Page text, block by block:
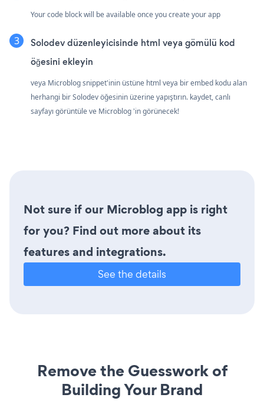
Your code block will be available once you create your app
Solodev düzenleyicisinde html veya gömülü kod
öğesini ekleyin
veya Microblog snippet'inin üstüne html veya bir embed kodu alan
herhangi bir Solodev öğesinin üzerine yapıştırın. kaydet, canlı
sayfayı görüntüle ve Microblog 'in görünecek!
Not sure if our Microblog app is right
for you? Find out more about its
features and integrations.
See the details
Remove the Guesswork of
Building Your Brand